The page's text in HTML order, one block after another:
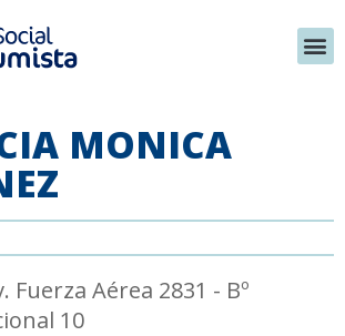
MONICA
Fuerza Aérea 2831 - Bº
10